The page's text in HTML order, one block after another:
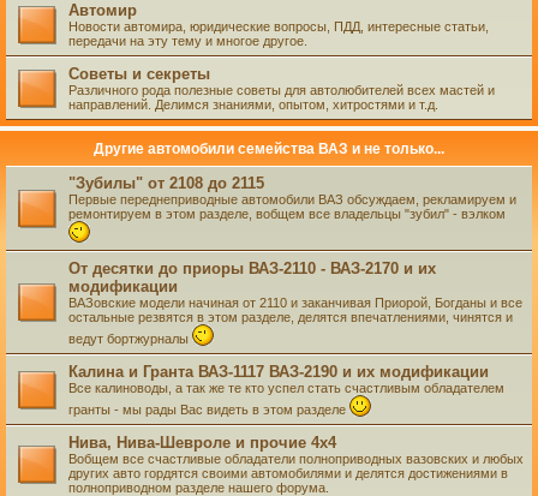
Автомир
Новости автомира, юридические вопросы, ПДД, интересные статьи,
передачи на эту тему и многое другое.
Советы и секреты
Различного рода полезные советы для автолюбителей всех мастей и
направлений. Делимся знаниями, опытом, хитростями и т.д.
Другие автомобили семейства ВАЗ и не только...
"Зубилы" от 2108 до 2115
Первые переднеприводные автомобили ВАЗ обсуждаем, рекламируем и
ремонтируем в этом разделе, вобщем все владельцы "зубил" - вэлком
От десятки до приоры ВАЗ-2110 - ВАЗ-2170 и их
модификации
ВАЗовские модели начиная от 2110 и заканчивая Приорой, Богданы и все
остальные резвятся в этом разделе, делятся впечатлениями, чинятся и
ведут бортжурналы
Калина и Гранта ВАЗ-1117 ВАЗ-2190 и их модификации
Все калиноводы, а так же те кто успел стать счастливым обладателем
гранты - мы рады Вас видеть в этом разделе
Нива, Нива-Шевроле и прочие 4х4
Вобщем все счастливые обладатели полноприводных вазовских и любых
других авто гордятся своими автомобилями и делятся достижениями в
полноприводном разделе нашего форума.